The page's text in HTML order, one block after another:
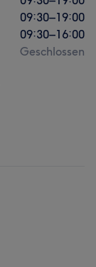
09:30–19:00
09:30–16:00
Geschlossen